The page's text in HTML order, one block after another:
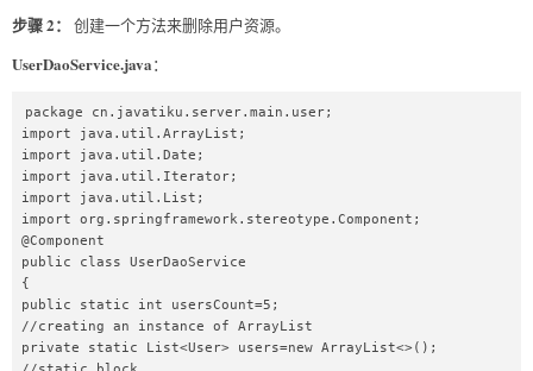
步骤 2： 创建一个方法来删除用户资源。
UserDaoService.java：
package cn.javatiku.server.main.user;
import java.util.ArrayList;
import java.util.Date;
import java.util.Iterator;
import java.util.List;
import org.springframework.stereotype.Component;
@Component
public class UserDaoService
{
public static int usersCount=5;
//creating an instance of ArrayList
private static List<User> users=new ArrayList<>();